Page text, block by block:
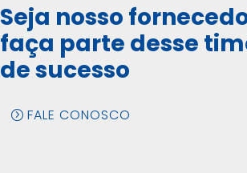
Seja nosso
faça parte desse
de sucesso
FALE CONOSCO